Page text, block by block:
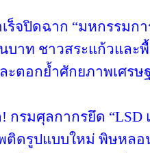
ร็จปิดฉาก “มหกรรมก
บาท ชาวสระแก้วและ
ะตอกย้ำศักยภาพเศร
กรมศุลกากรยึด
ติดรูปแบบใหม่ พิษหล